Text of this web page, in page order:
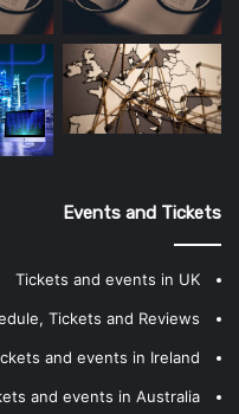
Events and Tickets
Tickets and events in UK
Tickets and Reviews
and events in Ireland
and events in Australia